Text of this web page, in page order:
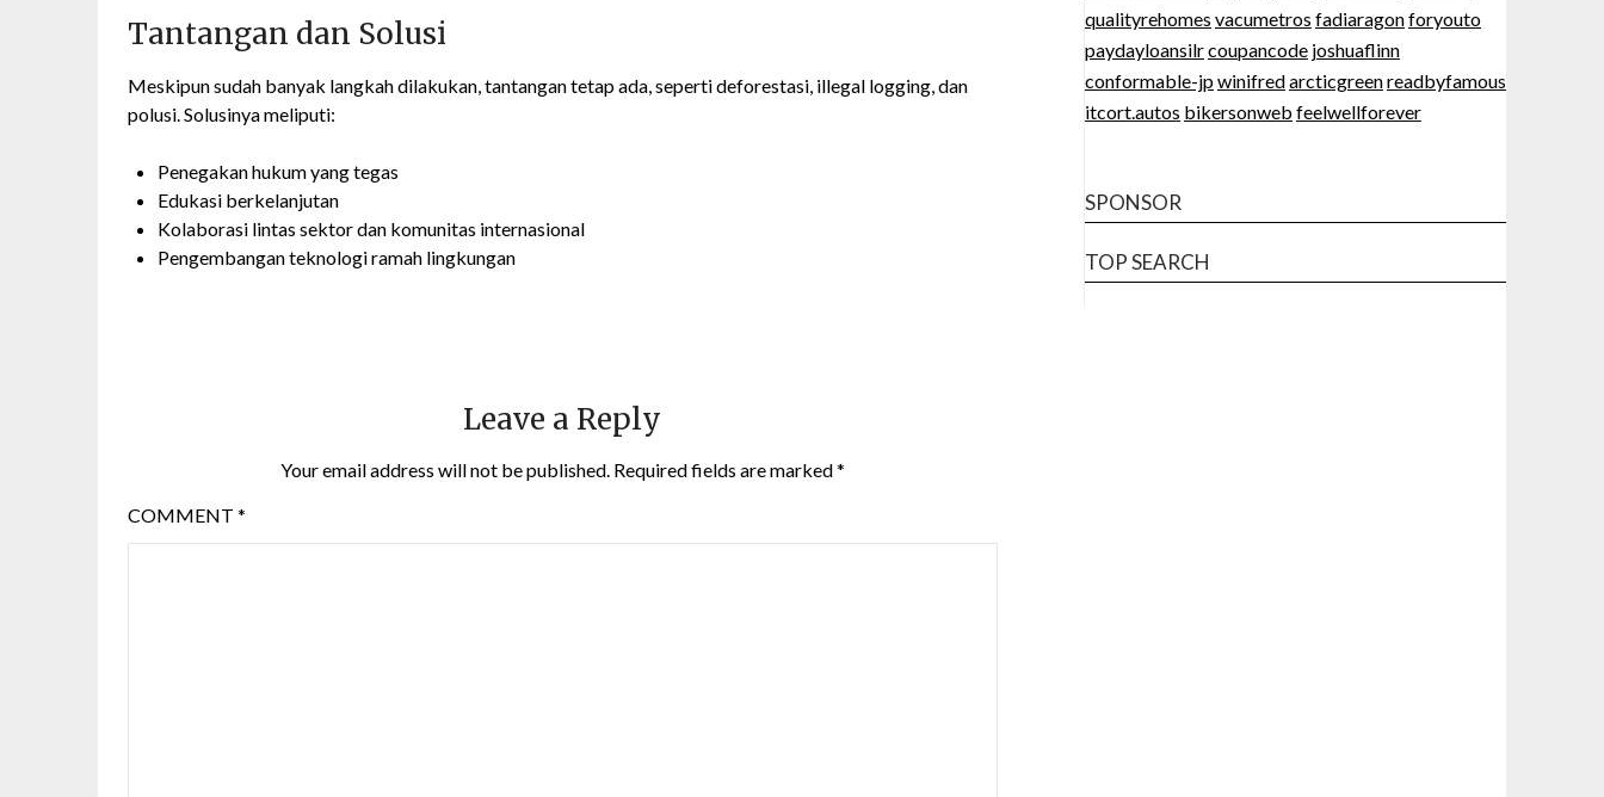
Tantangan dan Solusi
Meskipun sudah banyak langkah dilakukan, tantangan tetap ada, seperti deforestasi, illegal logging, dan
polusi. Solusinya meliputi:
Penegakan hukum yang tegas
Edukasi berkelanjutan
Kolaborasi lintas sektor dan komunitas internasional
Pengembangan teknologi ramah lingkungan
Leave a Reply
Your email address will not be published. Required fields are marked*
COMMENT *
qualityrehomes vacumetros fadiaragonforyouto
paydayloansilrcoupancode joshuaflinn
conformable-jpwinifredarcticgreenreadbyfamous
itcort.autos bikersonweb feelwellforever
SPONSOR
TOP SEARCH